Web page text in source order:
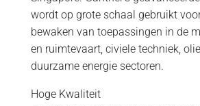
wordt op grote schaal gebruikt
bewaken van toepassingen in de
en ruimtevaart, civiele techniek,
duurzame energie sectoren.
Hoge Kwaliteit